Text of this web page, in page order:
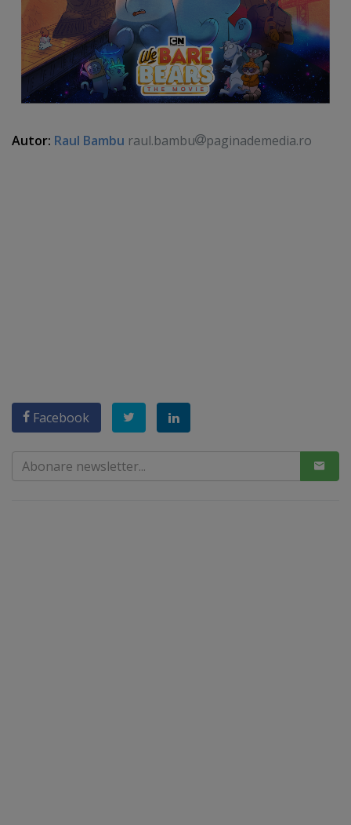
Autor: Raul Bambu raul.bambu paginademedia.ro
Facebook